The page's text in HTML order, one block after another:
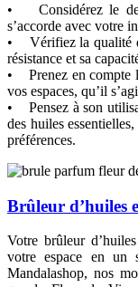
• Considérez le
s’accorde avec votre
• Vérifiez la qualité
résistance et sa
• Prenez en compte
vos espaces, qu’il
• Pensez à son
des huiles
préférences.
Brûleur d’huiles
Votre brûleur
votre espace en un
Mandalashop, nos